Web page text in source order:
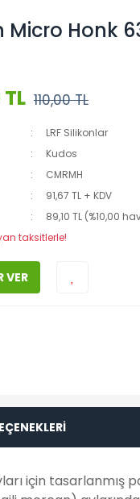
Honk
110,00 TL
LRF Silikonlar
Kudos
CMRMH
91,67 TL + KDV
89,10 TL (%10,00
taksitlerle!
VER
için tasarlanmış